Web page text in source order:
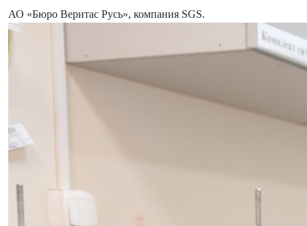
АО «Бюро Веритас Русь», компания SGS.